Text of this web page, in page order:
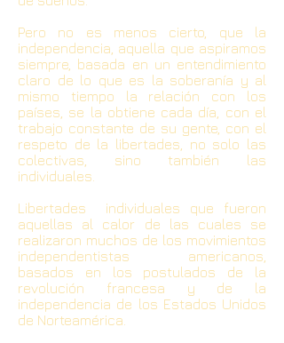
Pero no es menos cierto, que la
independencia, aquella que aspiramos
siempre, basada en un entendimiento
claro de lo que es la soberanía y al
mismo tiempo la relación con los
países, se la obtiene cada día, con el
trabajo constante de su gente, con el
respeto de la libertades, no solo las
colectivas, sino también las
individuales.
Libertades individuales que fueron
aquellas al calor de las cuales se
realizaron muchos de los movimientos
independentistas americanos,
basados en los postulados de la
revolución francesa y de la
independencia de los Estados Unidos
de Norteamérica.